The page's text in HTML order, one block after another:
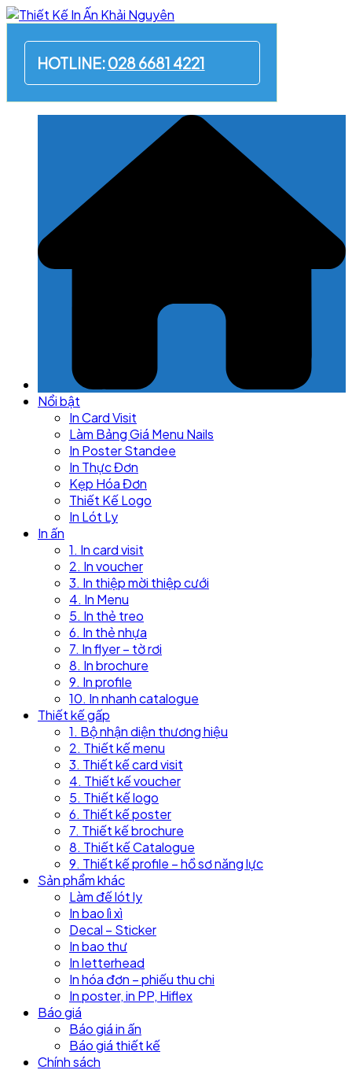
Skip
content
HOTLINE:028 6681 4221
Nổi bật
In Card Visit
Làm Bảng Giá Menu Nails
In Poster Standee
In Thực Đơn
Kẹp Hóa Đơn
Thiết Kế Logo
In Lót Ly
In ấn
1. In card visit
2. In voucher
3. In thiệp mời thiệp cưới
4. In Menu
5. In thẻ treo
6. In thẻ nhựa
7. In flyer – tờ rơi
8. In brochure
9. In profile
10. In nhanh catalogue
Thiết kế gấp
1. Bộ nhận diện thương hiệu
2. Thiết kế menu
3. Thiết kế card visit
4. Thiết kế voucher
5. Thiết kế logo
6. Thiết kế poster
7. Thiết kế brochure
8. Thiết kế Catalogue
9. Thiết kế profile – hồ sơ năng lực
Sản phẩm khác
Làm đế lót ly
In bao lì xì
Decal – Sticker
In bao thư
In letterhead
In hóa đơn – phiếu thu chi
In poster, in PP, Hiflex
Báo giá
Báo giá in ấn
Báo giá thiết kế
Chính sách